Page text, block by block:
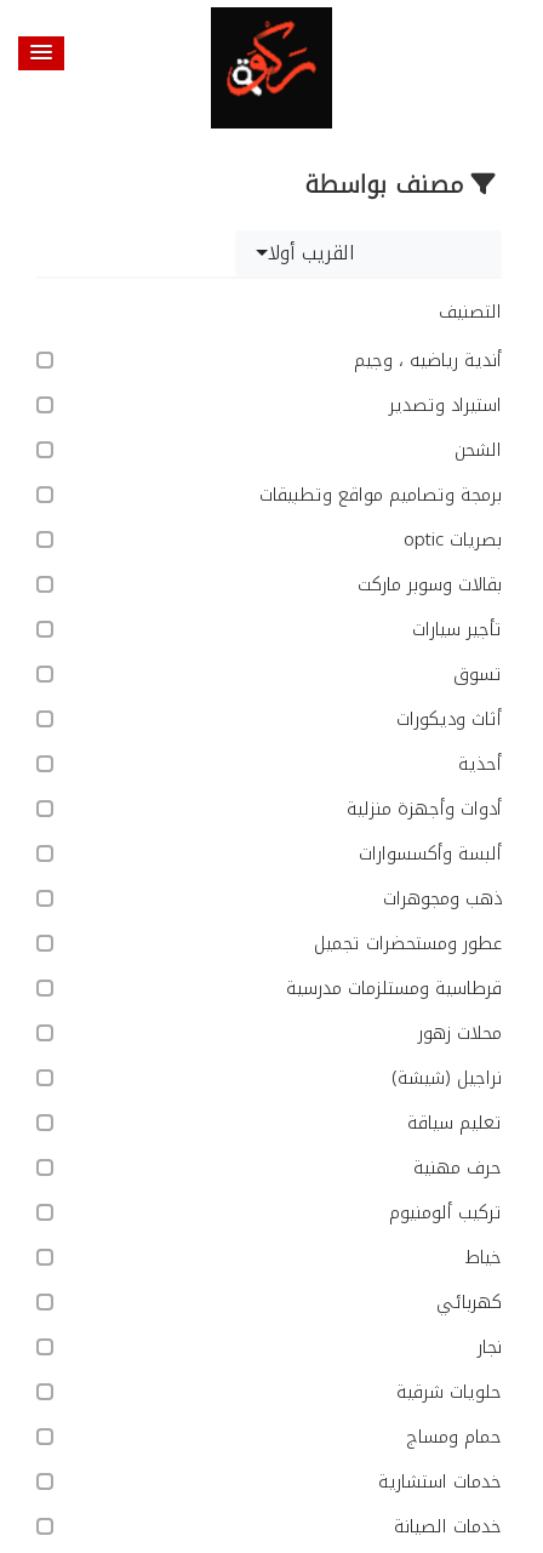
مصنف بواسطة
القريب أولا
التصنيف
أندية رياضيه ، وجيم
استيراد وتصدير
الشحن
برمجة وتصاميم مواقع وتطبيقات
بصريات optic
بقالات وسوبر ماركت
تأجير سيارات
تسوق
أثاث وديكورات
أحذية
أدوات وأجهزة منزلية
ألبسة وأكسسوارات
ذهب ومجوهرات
عطور ومستحضرات تجميل
قرطاسية ومستلزمات مدرسية
محلات زهور
نراجيل (شيشة)
تعليم سياقة
حرف مهنية
تركيب ألومنيوم
خياط
كهربائي
نجار
حلويات شرقية
حمام ومساج
خدمات استشارية
خدمات الصيانة